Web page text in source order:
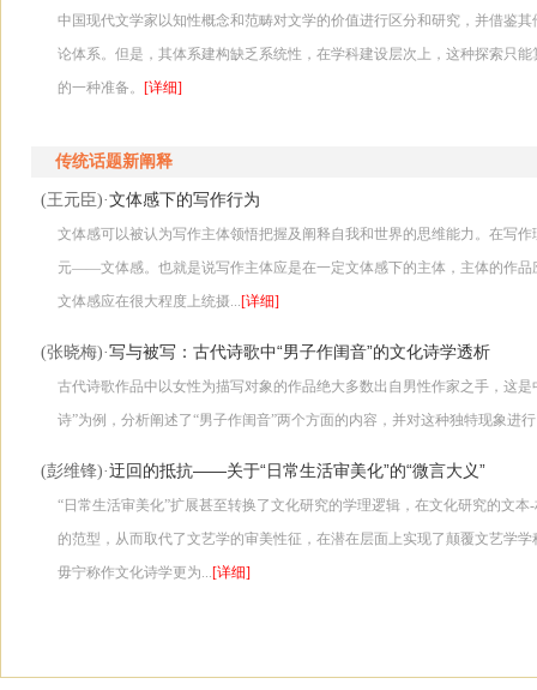
中国现代文学家以知性概念和范畴对文学的价值进行区分和研究，并借鉴
论体系。但是，其体系建构缺乏系统性，在学科建设层次上，这种探索只
的一种准备。 [详细]
传统话题新阐释
(王元臣)·文体感下的写作行为
文体感可以被认为写作主体领悟把握及阐释自我和世界的思维能力。在写
元――文体感。也就是说写作主体应是在一定文体感下的主体，主体的作
文体感应在很大程度上统摄...[详细]
(张晓梅)·写与被写：古代诗歌中“男子作闺音”的文化诗学透析
古代诗歌作品中以女性为描写对象的作品绝大多数出自男性作家之手，这
诗”为例，分析阐述了“男子作闺音”两个方面的内容，并对这种独特现象进
(彭维锋)·迂回的抵抗――关于“日常生活审美化”的“微言大义”
“日常生活审美化”扩展甚至转换了文化研究的学理逻辑，在文化研究的文
的范型，从而取代了文艺学的审美性征，在潜在层面上实现了颠覆文艺学
毋宁称作文化诗学更为...[详细]